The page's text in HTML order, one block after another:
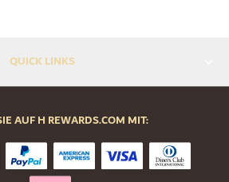
QUICK LINKS
AUF H REWARDS.COM MIT: